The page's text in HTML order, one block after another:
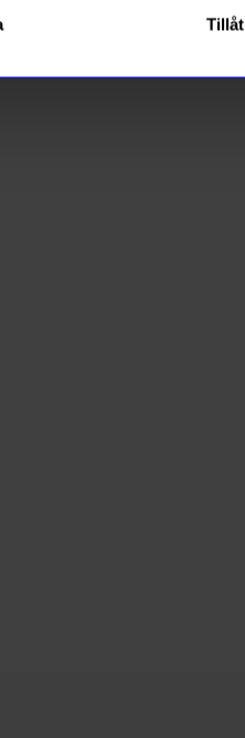
Mini Ljusgrön
hur vi hanterar din information i vår